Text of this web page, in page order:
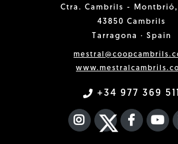
Ctra. Cambrils - Montbrió,
43850 Cambrils
Tarragona · Spain
+34 977 369 511
INSTAGRAM
TWITTER